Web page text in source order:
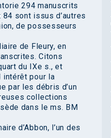
294 manuscrits
sont issus d’autres
de possesseurs
de Fleury, en
Citons
du IXe s., et
intérêt pour la
par les débris d’un
collections
dans le ms. BM
d’Abbon, l’un des